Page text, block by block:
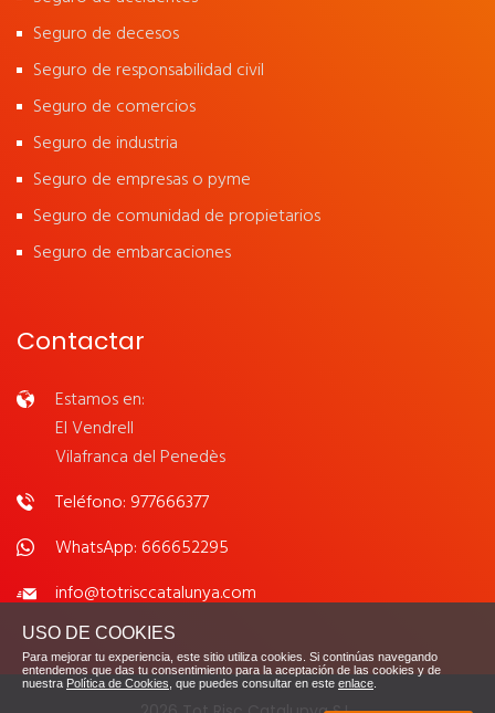
Seguro de decesos
Seguro de responsabilidad civil
Seguro de comercios
Seguro de industria
Seguro de empresas o pyme
Seguro de comunidad de propietarios
Seguro de embarcaciones
Contactar
Estamos en:
El Vendrell
Vilafranca del Penedès
Teléfono: 977666377
WhatsApp: 666652295
info@totrisccatalunya.com
USO DE COOKIES
Para mejorar tu experiencia, este sitio utiliza cookies. Si continúas navegando
entendemos que das tu consentimiento para la aceptación de las cookies y de
nuestra Política de Cookies , que puedes consultar en este enlace